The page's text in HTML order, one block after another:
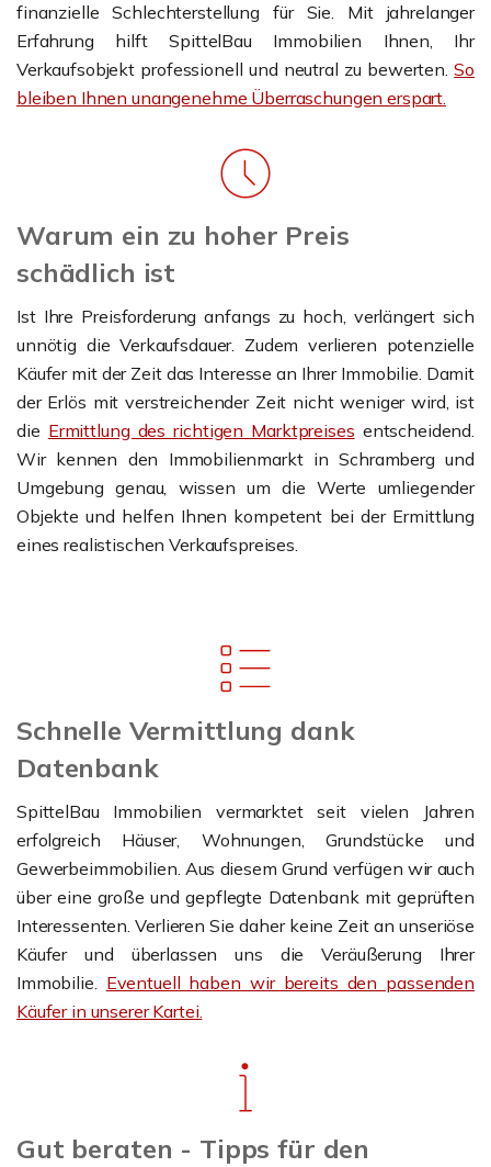
finanzielle Schlechterstellung für Sie. Mit jahrelanger
Erfahrung hilft SpittelBau Immobilien Ihnen, Ihr
Verkaufsobjekt professionell und neutral zu bewerten.So
bleiben Ihnen unangenehme Überraschungen erspart.
Warum ein zu hoher Preis
schädlich ist
Ist Ihre Preisforderung anfangs zu hoch, verlängert sich
unnötig die Verkaufsdauer. Zudem verlieren potenzielle
Käufer mit der Zeit das Interesse an Ihrer Immobilie. Damit
der Erlös mit verstreichender Zeit nicht weniger wird, ist
die Ermittlung des richtigen Marktpreises entscheidend.
Wir kennen den Immobilienmarkt in Schramberg und
Umgebung genau, wissen um die Werte umliegender
Objekte und helfen Ihnen kompetent bei der Ermittlung
eines realistischen Verkaufspreises.
Schnelle Vermittlung dank
Datenbank
SpittelBau Immobilien vermarktet seit vielen Jahren
erfolgreich Häuser, Wohnungen, Grundstücke und
Gewerbeimmobilien. Aus diesem Grund verfügen wir auch
über eine große und gepflegte Datenbank mit geprüften
Interessenten. Verlieren Sie daher keine Zeit an unseriöse
Käufer und überlassen uns die Veräußerung Ihrer
Immobilie. Eventuell haben wir bereits den passenden
Käufer in unserer Kartei.
Gut beraten - Tipps für den